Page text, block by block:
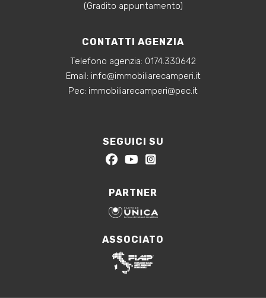
(Gradito appuntamento)
CONTATTI AGENZIA
Telefono agenzia: 0174.330642
‍Email: info@immobiliarecamperi.it
‍Pec: immobiliarecamperi@pec.it
SEGUICI SU
PARTNER
ASSOCIATO